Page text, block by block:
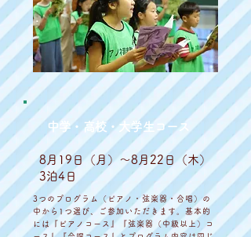
8月19日（月）〜8月22日（木）
3泊4日
3つのプログラム（ピアノ・弦楽器・合唱）の
中から1つ選び、ご参加いただきます。基本的
には『ピアノコース』『弦楽器（中級以上）コ
中学・高校・大学生コース